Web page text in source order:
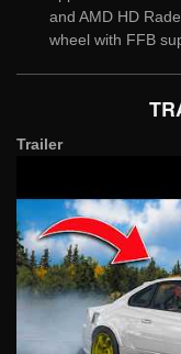
and AMD HD
wheel with FFB
Trailer